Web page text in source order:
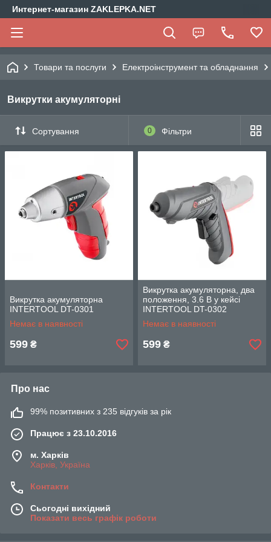
Интернет-магазин ZAKLEPKA.NET
Товари та послуги Електроінструмент та обладнання
Викрутки акумуляторні
Сортування 0 Фільтри
Викрутка акумуляторна
INTERTOOL DT-0301
Немає в наявності
599 ₴
Викрутка акумуляторна, два
положення, 3.6 В у кейсі
INTERTOOL DT-0302
Немає в наявності
599 ₴
Про нас
99% позитивних з 235 відгуків за рік
Працює з 23.10.2016
м. Харків
Харків, Україна
Контакти
Сьогодні вихідний
Показати весь графік роботи